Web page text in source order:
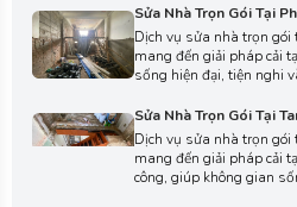
phương án thi công phù
Sửa Nhà Trọn Gói Tại
Dịch vụ sửa nhà trọn gói
mang đến giải pháp cải
sống hiện đại, tiện nghi
chọn phương án thi công
Sửa Nhà Trọn Gói Tại
Dịch vụ sửa nhà trọn gói
mang đến giải pháp cải
công, giúp không gian